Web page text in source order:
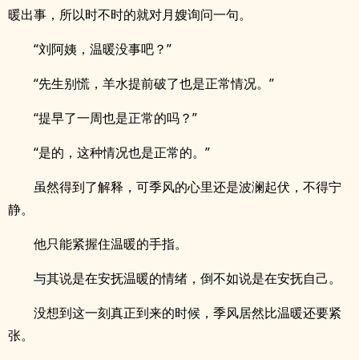
暖出事，所以时不时的就对月嫂询问一句。
“刘阿姨，温暖没事吧？”
“先生别慌，羊水提前破了也是正常情况。”
“提早了一周也是正常的吗？”
“是的，这种情况也是正常的。”
虽然得到了解释，可季风的心里还是波澜起伏，不得宁
静。
他只能紧握住温暖的手指。
与其说是在安抚温暖的情绪，倒不如说是在安抚自己。
没想到这一刻真正到来的时候，季风居然比温暖还要紧
张。